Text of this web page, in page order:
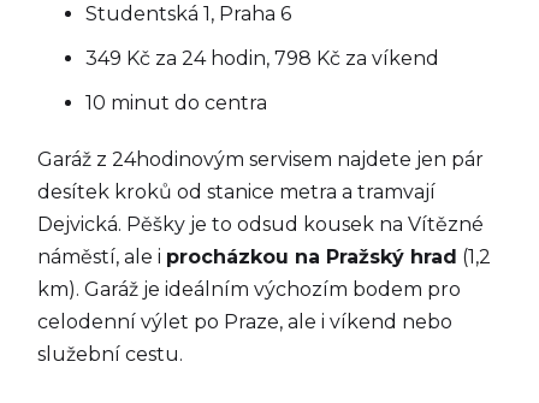
Studentská 1, Praha 6
349 Kč za 24 hodin, 798 Kč za víkend
10 minut do centra
Garáž z 24hodinovým servisem najdete jen pár
desítek kroků od stanice metra a tramvají
Dejvická. Pěšky je to odsud kousek na Vítězné
náměstí, ale i procházkou na Pražský hrad (1,2
km). Garáž je ideálním výchozím bodem pro
celodenní výlet po Praze, ale i víkend nebo
služební cestu.